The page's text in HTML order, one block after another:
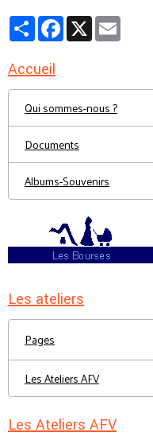
PartagerFacebook
X
Accueil
Qui sommes-nous ?
Documents
Albums-Souvenirs
Les ateliers
Pages
Les Ateliers AFV
Les Ateliers AFV